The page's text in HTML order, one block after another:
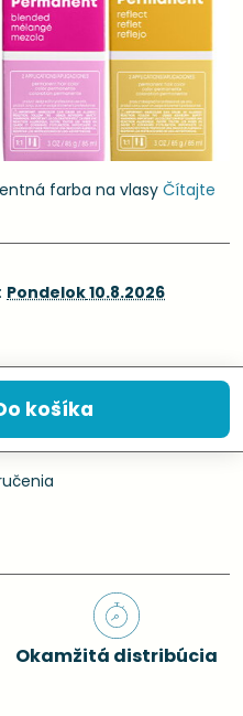
farba na vlasyČítajte
Pondelok10.8.2026
Do košíka
Okamžitá distribúcia